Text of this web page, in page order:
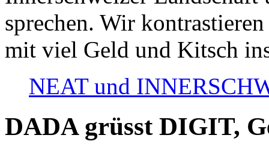
sprechen. Wir
mit viel Geld und Kitsch
NEAT und
DADA grüsst DIGIT,